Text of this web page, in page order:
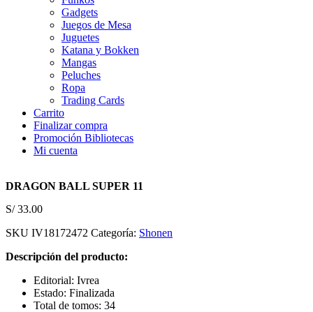
Gadgets
Juegos de Mesa
Juguetes
Katana y Bokken
Mangas
Peluches
Ropa
Trading Cards
Carrito
Finalizar compra
Promoción Bibliotecas
Mi cuenta
DRAGON BALL SUPER 11
S/33.00
SKU IV18172472 Categoría: Shonen
Descripción del producto:
Editorial: Ivrea
Estado: Finalizada
Total de tomos: 34